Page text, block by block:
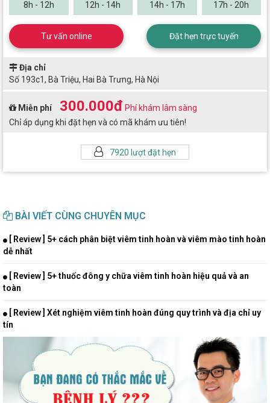
7920 lượt đặt hẹn
8h - 12h 12h - 14h 14h - 17h 17h - 20h
Tư vấn online Đặt hẹn trực tuyến
Địa chỉ
Số 193c1, Bà Triệu, Hai Bà Trưng, Hà Nội
Miễn phí 300.000đ Phí khám lâm sàng
Chỉ áp dụng khi đặt hẹn và có mã khám ưu tiên!
BÀI VIẾT CÙNG CHUYÊN MỤC
[ Review ] 5+ cách phân biệt viêm tinh hoàn và viêm mào tinh hoàn
dễ nhất
[ Review ] 5+ thuốc đông y chữa viêm tinh hoàn hiệu quả và an
toàn
[ Review ] Xét nghiệm viêm tinh hoàn đúng quy trình và địa chỉ uy
tín